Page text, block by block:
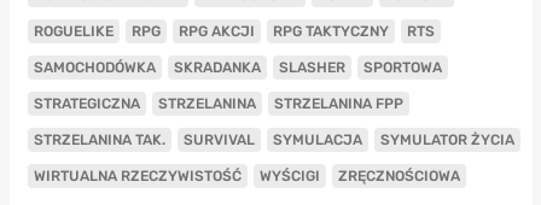
ROGUELIKE RPG RPG AKCJI RPG TAKTYCZNY RTS
SAMOCHODÓWKA SKRADANKA SLASHER SPORTOWA
STRATEGICZNA STRZELANINA STRZELANINA FPP
STRZELANINA TAK. SURVIVAL SYMULACJA SYMULATOR ŻYCIA
WIRTUALNA RZECZYWISTOŚĆ WYŚCIGI ZRĘCZNOŚCIOWA